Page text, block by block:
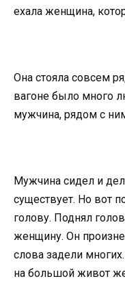
ехала женщина,
Она стояла совсем
вагоне было много
мужчина, рядом с
Мужчина сидел и
существует. Но вот
голову. Поднял
женщину. Он
слова задели
на большой живот